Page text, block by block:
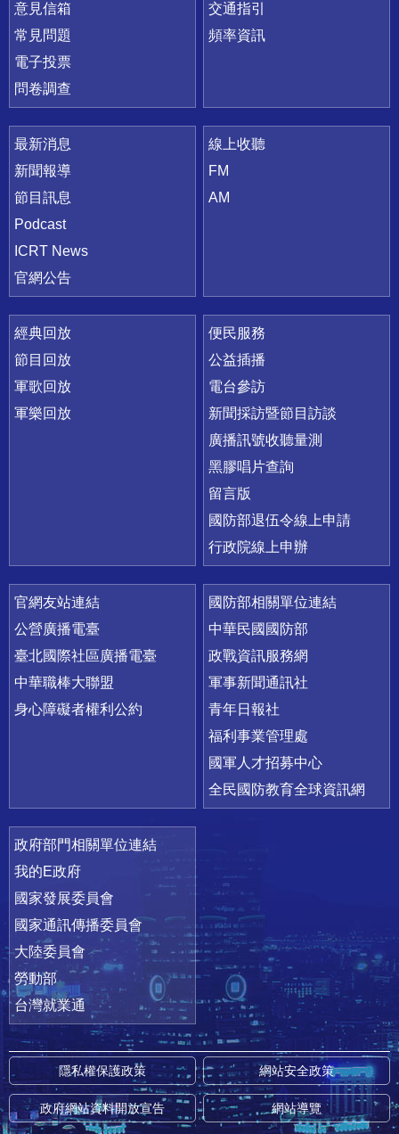
意見信箱
常見問題
電子投票
問卷調查
交通指引
頻率資訊
最新消息
新聞報導
節目訊息
Podcast
ICRT News
官網公告
線上收聽
FM
AM
經典回放
節目回放
軍歌回放
軍樂回放
便民服務
公益插播
電台參訪
新聞採訪暨節目訪談
廣播訊號收聽量測
黑膠唱片查詢
留言版
國防部退伍令線上申請
行政院線上申辦
官網友站連結
公營廣播電臺
臺北國際社區廣播電臺
中華職棒大聯盟
身心障礙者權利公約
國防部相關單位連結
中華民國國防部
政戰資訊服務網
軍事新聞通訊社
青年日報社
福利事業管理處
國軍人才招募中心
全民國防教育全球資訊網
政府部門相關單位連結
我的E政府
國家發展委員會
國家通訊傳播委員會
大陸委員會
勞動部
台灣就業通
隱私權保護政策 網站安全政策
政府網站資料開放宣告 網站導覽